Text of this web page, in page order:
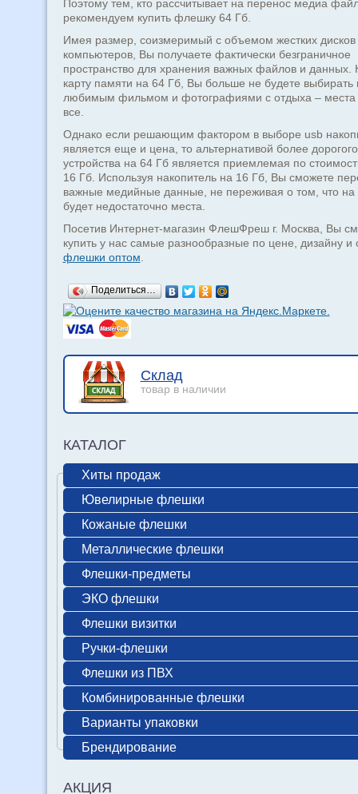
Поэтому тем, кто рассчитывает на перенос медиа
рекомендуем купить флешку 64 Гб.
Имея размер, соизмеримый с объемом жестких дисков
компьютеров, Вы получаете фактически безграничное
пространство для хранения важных файлов и данных.
карту памяти на 64 Гб, Вы больше не будете выбирать
любимым фильмом и фотографиями с отдыха – места
все.
Однако если решающим фактором в выборе usb
является еще и цена, то альтернативой более дорогого
устройства на 64 Гб является приемлемая по
16 Гб. Используя накопитель на 16 Гб, Вы сможете
важные медийные данные, не переживая о том, что на
будет недостаточно места.
Посетив Интернет-магазин ФлешФреш г. Москва, Вы
купить у нас самые разнообразные по цене, дизайну и
флешки оптом
Поделиться…
Склад
товар в наличии
КАТАЛОГ
Хиты продаж
Ювелирные флешки
Кожаные флешки
Металлические флешки
Флешки-предметы
ЭКО флешки
Флешки визитки
Ручки-флешки
Флешки из ПВХ
Комбинированные флешки
Варианты упаковки
Брендирование
АКЦИЯ